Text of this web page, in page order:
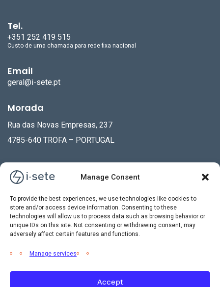
Manage Consent
To provide the best experiences, we use technologies like cookies to
store and/or access device information. Consenting to these
technologies will allow us to process data such as browsing behavior or
unique IDs on this site. Not consenting or withdrawing consent, may
adversely affect certain features and functions.
Manage services
Accept
Tel.
+351 252 419 515
Custo de uma chamada para rede fixa nacional
Email
geral@i-sete.pt
Morada
Rua das Novas Empresas, 237
4785-640 TROFA – PORTUGAL
Subscreva a nossa Newsletter!
Email